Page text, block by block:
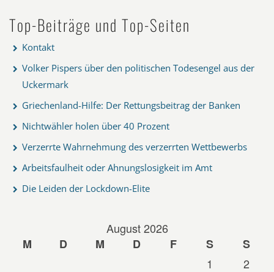
Top-Beiträge und Top-Seiten
Kontakt
Volker Pispers über den politischen Todesengel aus der
Uckermark
Griechenland-Hilfe: Der Rettungsbeitrag der Banken
Nichtwähler holen über 40 Prozent
Verzerrte Wahrnehmung des verzerrten Wettbewerbs
Arbeitsfaulheit oder Ahnungslosigkeit im Amt
Die Leiden der Lockdown-Elite
August 2026
M
D M D F S
S
1
2